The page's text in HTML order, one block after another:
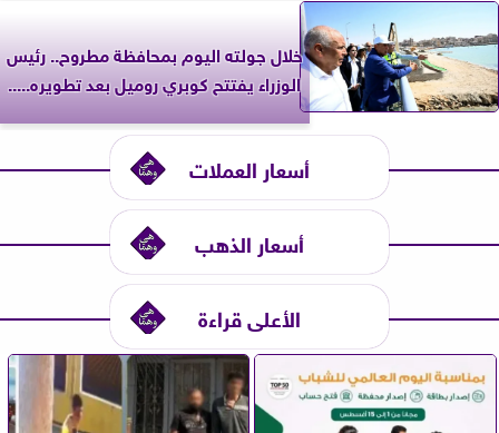
خلال جولته اليوم بمحافظة مطروح.. رئيس
الوزراء يفتتح كوبري روميل بعد تطويره.....
أسعار العملات
أسعار الذهب
الأعلى قراءة